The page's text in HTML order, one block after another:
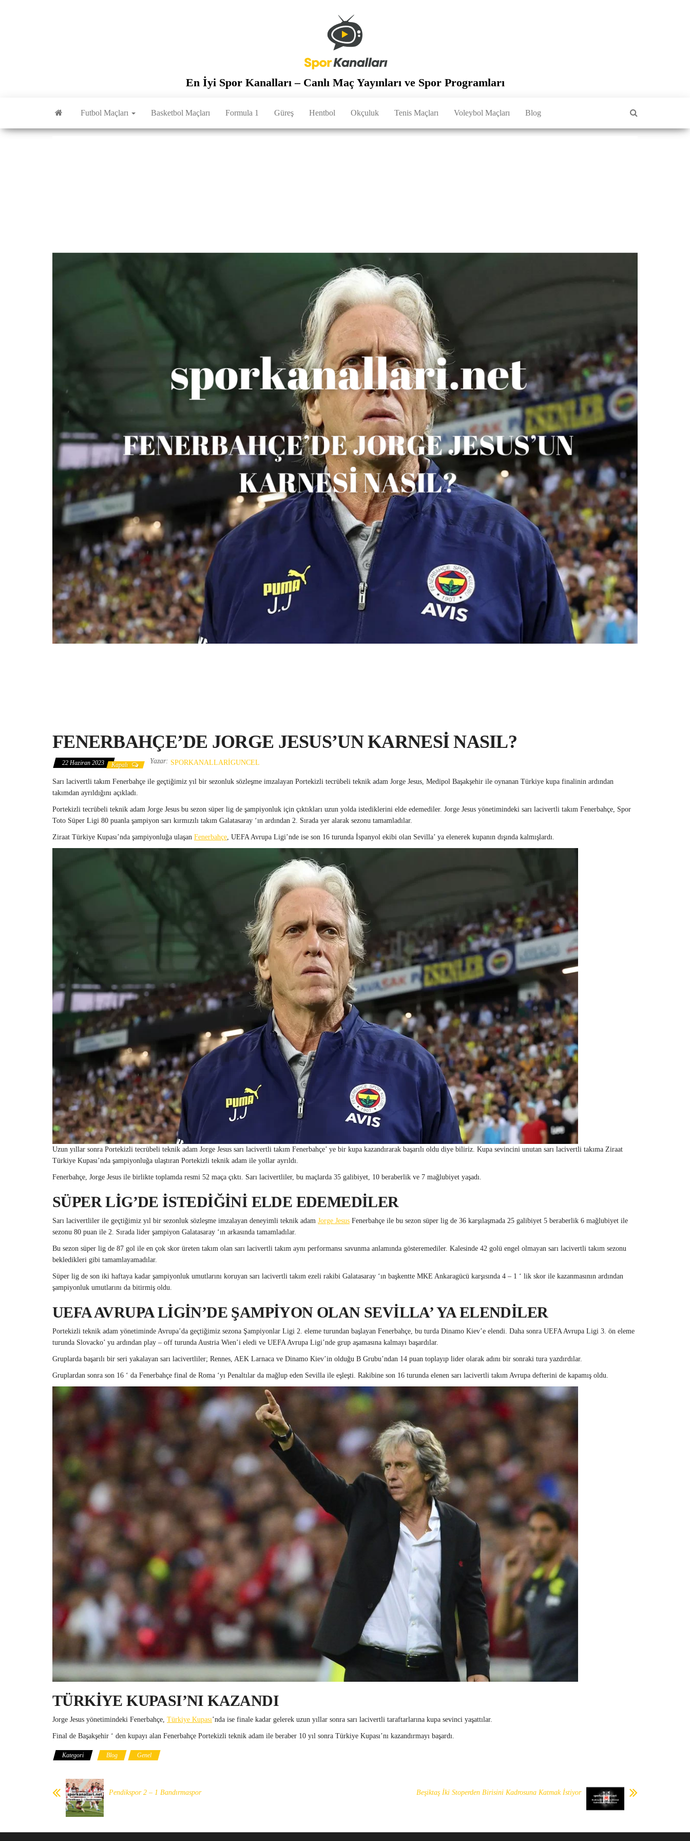
En İyi Spor Kanalları – Canlı Maç Yayınları ve Spor Programları
Futbol Maçları Basketbol Maçları Formula 1 Güreş Hentbol Okçuluk Tenis Maçları Voleybol Maçları Blog
FENERBAHÇE’DE JORGE JESUS’UN KARNESİ NASIL?
22 Haziran 2023 Kapalı Yazar: SPORKANALLARIGUNCEL
Sarı lacivertli takım Fenerbahçe ile geçtiğimiz yıl bir sezonluk sözleşme imzalayan Portekizli tecrübeli teknik adam Jorge Jesus, Medipol Başakşehir ile oynanan Türkiye kupa finalinin ardından
takımdan ayrıldığını açıkladı.
Portekizli tecrübeli teknik adam Jorge Jesus bu sezon süper lig de şampiyonluk için çıktıkları uzun yolda istediklerini elde edemediler. Jorge Jesus yönetimindeki sarı lacivertli takım Fenerbahçe, Spor
Toto Süper Ligi 80 puanla şampiyon sarı kırmızılı takım Galatasaray ‘ın ardından 2. Sırada yer alarak sezonu tamamladılar.
Ziraat Türkiye Kupası’nda şampiyonluğa ulaşan Fenerbahçe, UEFA Avrupa Ligi’nde ise son 16 turunda İspanyol ekibi olan Sevilla’ ya elenerek kupanın dışında kalmışlardı.
Uzun yıllar sonra Portekizli tecrübeli teknik adam Jorge Jesus sarı lacivertli takım Fenerbahçe’ ye bir kupa kazandırarak başarılı oldu diye biliriz. Kupa sevincini unutan sarı lacivertli takıma Ziraat
Türkiye Kupası’nda şampiyonluğa ulaştıran Portekizli teknik adam ile yollar ayrıldı.
Fenerbahçe, Jorge Jesus ile birlikte toplamda resmi 52 maça çıktı. Sarı lacivertliler, bu maçlarda 35 galibiyet, 10 beraberlik ve 7 mağlubiyet yaşadı.
SÜPER LİG’DE İSTEDİĞİNİ ELDE EDEMEDİLER
Sarı lacivertliler ile geçtiğimiz yıl bir sezonluk sözleşme imzalayan deneyimli teknik adam Jorge Jesus Fenerbahçe ile bu sezon süper lig de 36 karşılaşmada 25 galibiyet 5 beraberlik 6 mağlubiyet ile
sezonu 80 puan ile 2. Sırada lider şampiyon Galatasaray ‘ın arkasında tamamladılar.
Bu sezon süper lig de 87 gol ile en çok skor üreten takım olan sarı lacivertli takım aynı performansı savunma anlamında gösteremediler. Kalesinde 42 golü engel olmayan sarı lacivertli takım sezonu
bekledikleri gibi tamamlayamadılar.
Süper lig de son iki haftaya kadar şampiyonluk umutlarını koruyan sarı lacivertli takım ezeli rakibi Galatasaray ‘ın başkentte MKE Ankaragücü karşısında 4 – 1 ‘ lik skor ile kazanmasının ardından
şampiyonluk umutlarını da bitirmiş oldu.
UEFA AVRUPA LİGİN’DE ŞAMPİYON OLAN SEVİLLA’ YA ELENDİLER
Portekizli teknik adam yönetiminde Avrupa’da geçtiğimiz sezona Şampiyonlar Ligi 2. eleme turundan başlayan Fenerbahçe, bu turda Dinamo Kiev’e elendi. Daha sonra UEFA Avrupa Ligi 3. ön eleme
turunda Slovacko’ yu ardından play – off turunda Austria Wien’i eledi ve UEFA Avrupa Ligi’nde grup aşamasına kalmayı başardılar.
Gruplarda başarılı bir seri yakalayan sarı lacivertliler; Rennes, AEK Larnaca ve Dinamo Kiev’in olduğu B Grubu’ndan 14 puan toplayıp lider olarak adını bir sonraki tura yazdırdılar.
Gruplardan sonra son 16 ‘ da Fenerbahçe final de Roma ‘yı Penaltılar da mağlup eden Sevilla ile eşleşti. Rakibine son 16 turunda elenen sarı lacivertli takım Avrupa defterini de kapamış oldu.
TÜRKİYE KUPASI’NI KAZANDI
Jorge Jesus yönetimindeki Fenerbahçe, Türkiye Kupası’nda ise finale kadar gelerek uzun yıllar sonra sarı lacivertli taraftarlarına kupa sevinci yaşattılar.
Final de Başakşehir ‘ den kupayı alan Fenerbahçe Portekizli teknik adam ile beraber 10 yıl sonra Türkiye Kupası’nı kazandırmayı başardı.
Kategori Blog Genel
Pendikspor 2 – 1 Bandırmaspor Beşiktaş İki Stoperden Birisini Kadrosuna Katmak İstiyor